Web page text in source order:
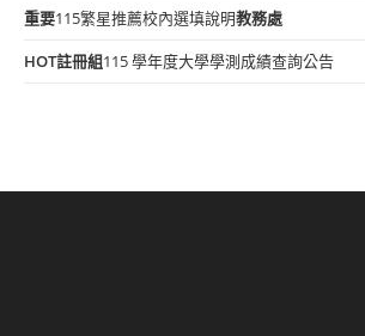
重要115繁星推薦校內選填說明教務處
HOT註冊組115 學年度大學學測成績查詢公告